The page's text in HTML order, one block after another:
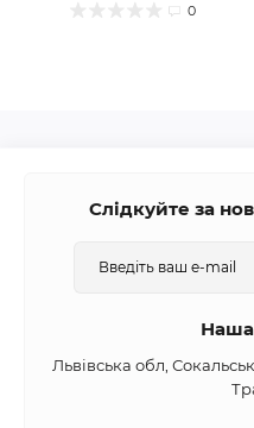
0
Слідкуйте за
Наша
Львівська обл,